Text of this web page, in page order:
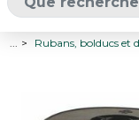
Rubans, bolducs et